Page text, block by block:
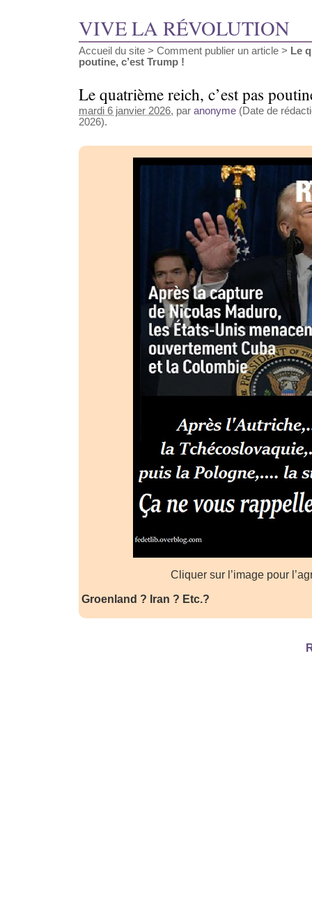
VIVE LA RÉVOLUTION
Accueil du site > Comment publier un article > Le
poutine, c’est Trump !
Le quatrième reich, c’est pas
mardi 6 janvier 2026, par anonyme (Date de
2026).
Cliquer sur l’image pour
Groenland ? Iran ? Etc.?